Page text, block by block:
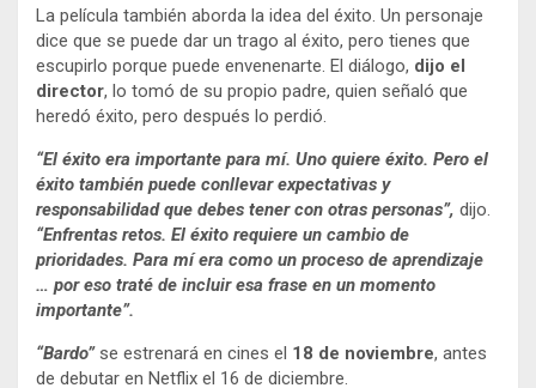
La película también aborda la idea del éxito. Un personaje
dice que se puede dar un trago al éxito, pero tienes que
escupirlo porque puede envenenarte. El diálogo, dijo el
director, lo tomó de su propio padre, quien señaló que
heredó éxito, pero después lo perdió.
“El éxito era importante para mí. Uno quiere éxito. Pero el
éxito también puede conllevar expectativas y
responsabilidad que debes tener con otras personas”, dijo.
“Enfrentas retos. El éxito requiere un cambio de
prioridades. Para mí era como un proceso de aprendizaje
… por eso traté de incluir esa frase en un momento
importante”.
“Bardo”se estrenará en cines el 18 de noviembre, antes
de debutar en Netflix el 16 de diciembre.